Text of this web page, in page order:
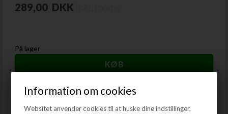
Information om cookies
Websitet anvender cookies til at huske dine indstillinger,
289,00 DKK
På lager
Calvados Boulard